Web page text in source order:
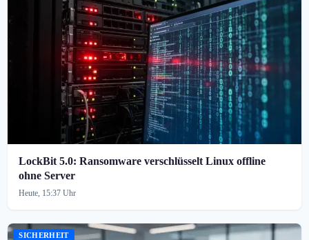
LockBit 5.0: Ransomware verschlüsselt Linux offline
ohne Server
Heute, 15:37 Uhr
SICHERHEIT